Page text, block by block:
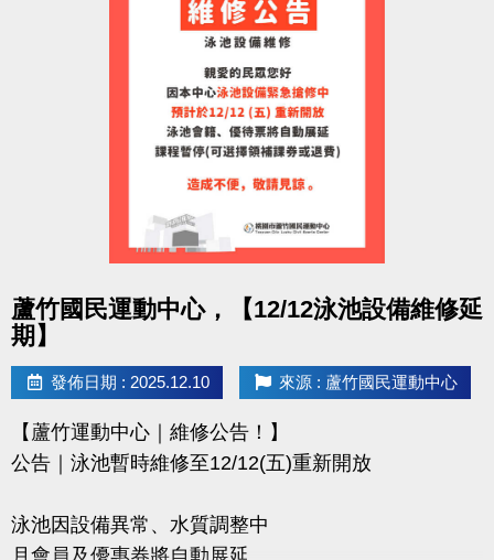
蘆竹國民運動中心，【12/12泳池設備維修延
期】
發佈日期 : 2025.12.10 來源 : 蘆竹國民運動中心
【蘆竹運動中心｜維修公告！】
公告｜泳池暫時維修至12/12(五)重新開放
泳池因設備異常、水質調整中
月會員及優惠券將自動展延